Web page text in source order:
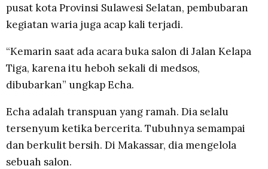
pusat kota Provinsi Sulawesi Selatan, pembubaran
kegiatan waria juga acap kali terjadi.
“Kemarin saat ada acara buka salon di Jalan Kelapa
Tiga, karena itu heboh sekali di medsos,
dibubarkan” ungkap Echa.
Echa adalah transpuan yang ramah. Dia selalu
tersenyum ketika bercerita. Tubuhnya semampai
dan berkulit bersih. Di Makassar, dia mengelola
sebuah salon.